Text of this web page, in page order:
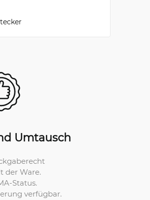
Umtausch
der Ware.
Status.
verfügbar.